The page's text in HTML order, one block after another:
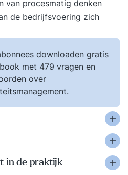
van procesmatig denken
de bedrijfsvoering zich
downloaden gratis
met 479 vragen en
over
in de praktijk